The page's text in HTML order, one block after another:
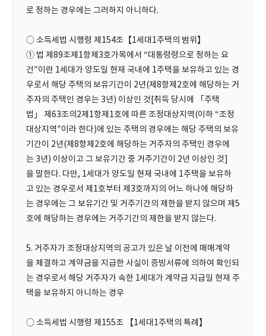
로 정하는 경우에는 그러하지 아니하다.
○ 소득세법 시행령 제154조【1세대1주택의 범위】
① 법 제89조제1항제3호가목에서 “대통령령으로 정하는 요
건”이란 1세대가 양도일 현재 국내에 1주택을 보유하고 있는 경
우로서 해당 주택의 보유기간이 2년(제8항제2호에 해당하는 거
주자의 주택인 경우는 3년) 이상인 것[취득 당시에 「주택
법」 제63조의2제1항제1호에 따른 조정대상지역(이하 “조정
대상지역”이라 한다)에 있는 주택의 경우에는 해당 주택의 보유
기간이 2년(제8항제2호에 해당하는 거주자의 주택인 경우에
는 3년) 이상이고 그 보유기간 중 거주기간이 2년 이상인 것]
을 말한다. 다만, 1세대가 양도일 현재 국내에 1주택을 보유하
고 있는 경우로서 제1호부터 제3호까지의 어느 하나에 해당하
는 경우에는 그 보유기간 및 거주기간의 제한을 받지 않으며 제5
호에 해당하는 경우에는 거주기간의 제한을 받지 않는다.
5. 거주자가 조정대상지역의 공고가 있은 날 이전에 매매계약
을 체결하고 계약금을 지급한 사실이 증빙서류에 의하여 확인되
는 경우로서 해당 거주자가 속한 1세대가 계약금 지급일 현재 주
택을 보유하지 아니하는 경우
○ 소득세법 시행령 제155조 【1세대1주택의 특례】